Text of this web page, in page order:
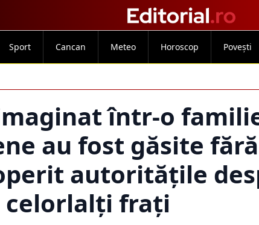
Sport Cancan Meteo Horoscop Povești
într-o
au fost găsite
autoritățile
celorlalți frați